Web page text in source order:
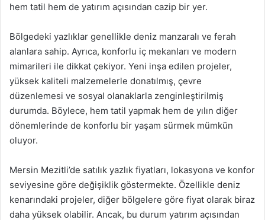
hem tatil hem de yatırım açısından cazip bir yer.
Bölgedeki yazlıklar genellikle deniz manzaralı ve ferah
alanlara sahip. Ayrıca, konforlu iç mekanları ve modern
mimarileri ile dikkat çekiyor. Yeni inşa edilen projeler,
yüksek kaliteli malzemelerle donatılmış, çevre
düzenlemesi ve sosyal olanaklarla zenginleştirilmiş
durumda. Böylece, hem tatil yapmak hem de yılın diğer
dönemlerinde de konforlu bir yaşam sürmek mümkün
oluyor.
Mersin Mezitli’de satılık yazlık fiyatları, lokasyona ve konfor
seviyesine göre değişiklik göstermekte. Özellikle deniz
kenarındaki projeler, diğer bölgelere göre fiyat olarak biraz
daha yüksek olabilir. Ancak, bu durum yatırım açısından